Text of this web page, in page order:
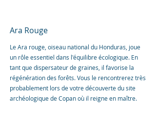
Ara Rouge
Le Ara rouge, oiseau national du Honduras, joue
un rôle essentiel dans l'équilibre écologique. En
tant que dispersateur de graines, il favorise la
régénération des forêts. Vous le rencontrerez très
probablement lors de votre découverte du site
archéologique de Copan où il reigne en maître.